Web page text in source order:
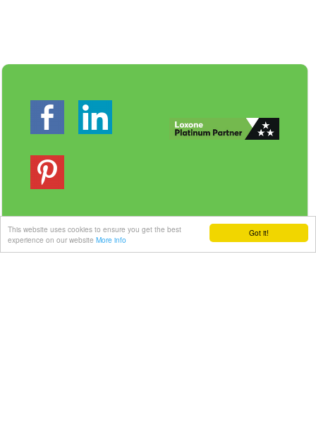
Got it!
This website uses cookies to ensure you get the best
experience on our website More info
Veilig betalen | Snelle levering